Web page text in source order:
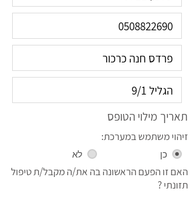
תאריך מילוי הטופס
זיהוי משתמש במערכת:
כן לא
האם זו הפעם הראשונה בה את/ה מקבל/ת טיפול
תזונתי ?